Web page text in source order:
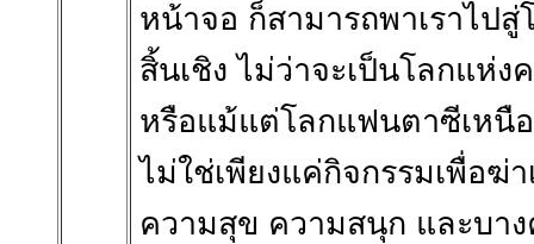
หน้าจอ ก็สามารถพาเราไป
สิ้นเชิง ไม่ว่าจะเป็นโลกแห่
หรือแม้แต่โลกแฟนตาซีเหนื
ไม่ใช่เพียงแค่กิจกรรมเพื่อฆ่
ความสุข ความสนุก และบา